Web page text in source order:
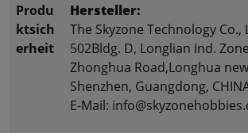
Produ
ktsich
erheit
Hersteller:
The Skyzone Technology Co.,
502Bldg. D, Longlian Ind.
Zhonghua Road,Longhua
Shenzhen, Guangdong,
E-Mail: